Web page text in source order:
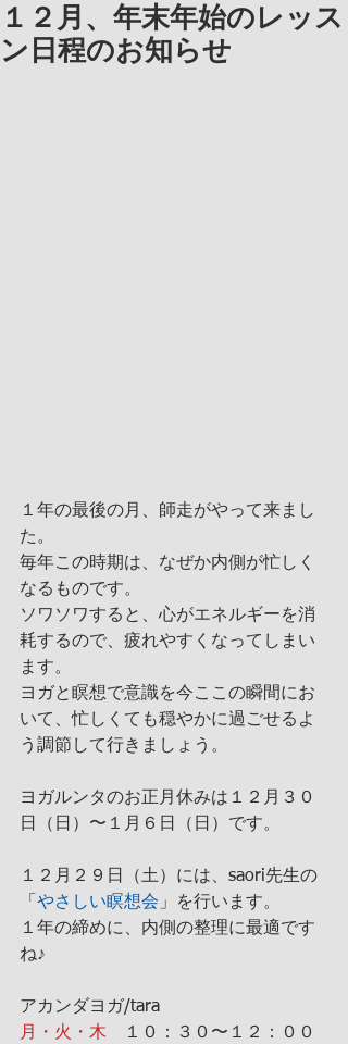
１２月、年末年始のレッス
ン日程のお知らせ
１年の最後の月、師走がやって来まし
た。
毎年この時期は、なぜか内側が忙しく
なるものです。
ソワソワすると、心がエネルギーを消
耗するので、疲れやすくなってしまい
ます。
ヨガと瞑想で意識を今ここの瞬間にお
いて、忙しくても穏やかに過ごせるよ
う調節して行きましょう。
ヨガルンタのお正月休みは１２月３０
日（日）〜１月６日（日）です。
１２月２９日（土）には、saori先生の
「 やさしい瞑想会 」を行います。
１年の締めに、内側の整理に最適です
ね♪
アカンダヨガ/tara
月・火・木 １０：３０〜１２：００